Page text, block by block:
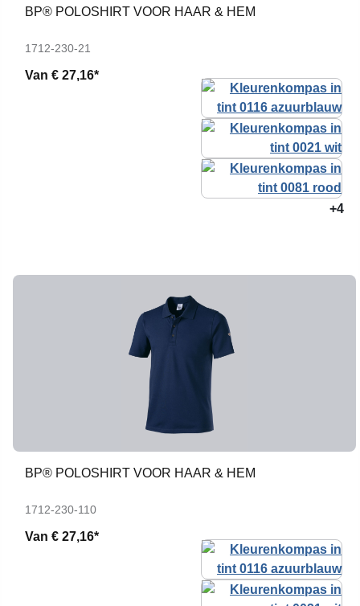
BP® POLOSHIRT VOOR HAAR & HEM
1712-230-21
Van € 27,16*
+4
BP® POLOSHIRT VOOR HAAR & HEM
1712-230-110
Van € 27,16*